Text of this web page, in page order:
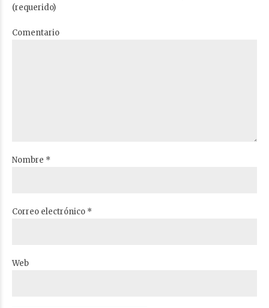
(requerido)
Comentario
Nombre *
Correo electrónico *
Web